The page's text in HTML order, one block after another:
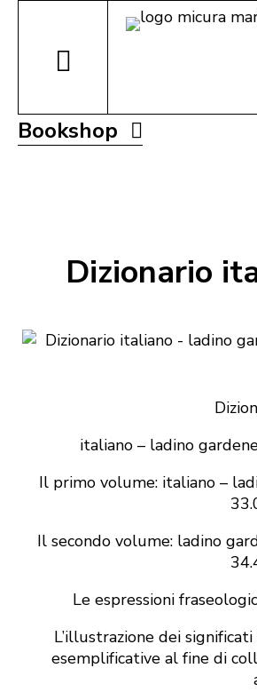
Bookshop
Dizionario
italiano – ladino
Il primo volume: italiano –
Il secondo volume: ladino
Le espressioni
L’illustrazione dei
esemplificative al fine di